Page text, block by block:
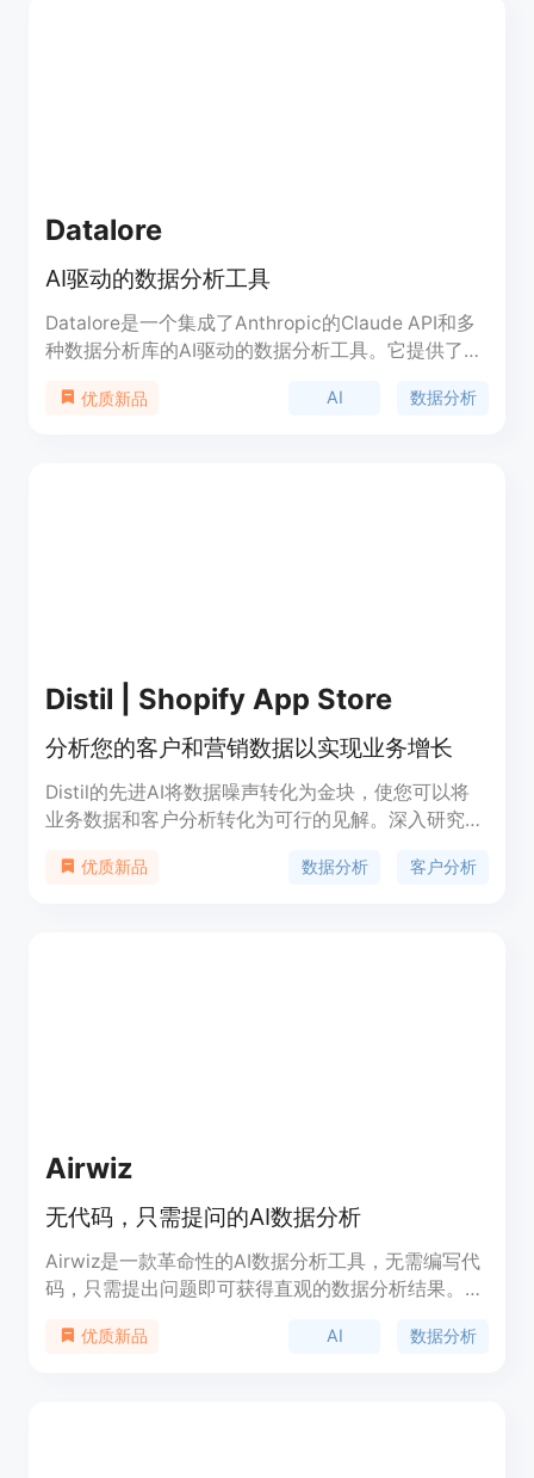
Datalore
AI驱动的数据分析工具
Datalore是一个集成了Anthropic的Claude API和多
种数据分析库的AI驱动的数据分析工具。它提供了一
据分析任务。
优质新品 AI 数据分析
Distil | Shopify App Store
分析您的客户和营销数据以实现业务增长
Distil的先进AI将数据噪声转化为金块，使您可以将
业务数据和客户分析转化为可行的见解。深入研究您
户细分和最有效的营销渠道。获取每日报告卡，显示
优质新品 数据分析 客户分析
Airwiz
无代码，只需提问的AI数据分析
Airwiz是一款革命性的AI数据分析工具，无需编写代
码，只需提出问题即可获得直观的数据分析结果。它
据洞察，使数据分析过程变得轻松快捷。用户可以立
优质新品 AI 数据分析